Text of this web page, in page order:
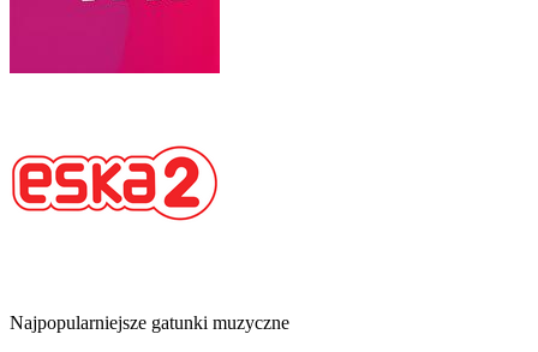
Najpopularniejsze gatunki muzyczne